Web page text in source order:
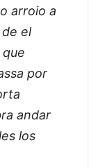
arroio a
el
por
andar
los